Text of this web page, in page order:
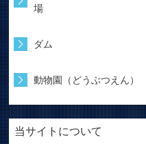
場
ダム
動物園（どうぶつえん）
当サイトについて